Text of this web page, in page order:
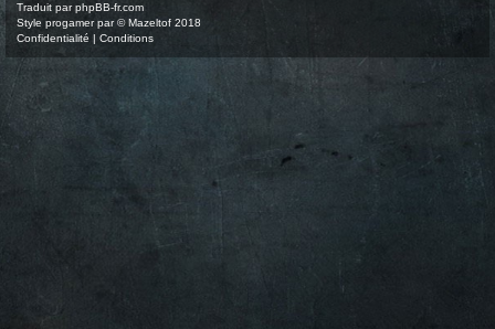
Traduit parphpBB-fr.com
Style progamerpar ©Mazeltof 2018
Confidentialité | Conditions